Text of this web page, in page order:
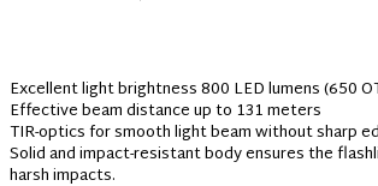
Excellent light brightness 800 LED lumens (650
Effective beam distance up to 131 meters
TIR-optics for smooth light beam without sharp
Solid and impact-resistant body ensures the
harsh impacts.